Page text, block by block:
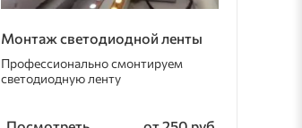
Монтаж светодиодной ленты
Профессионально смонтируем
светодиодную ленту